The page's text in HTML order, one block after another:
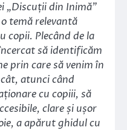
„Discuții din Inimă”
temă relevantă
Plecând de la
să identificăm
prin care să venim în
atunci când
cu copiii, să
clare și ușor
a apărut ghidul cu